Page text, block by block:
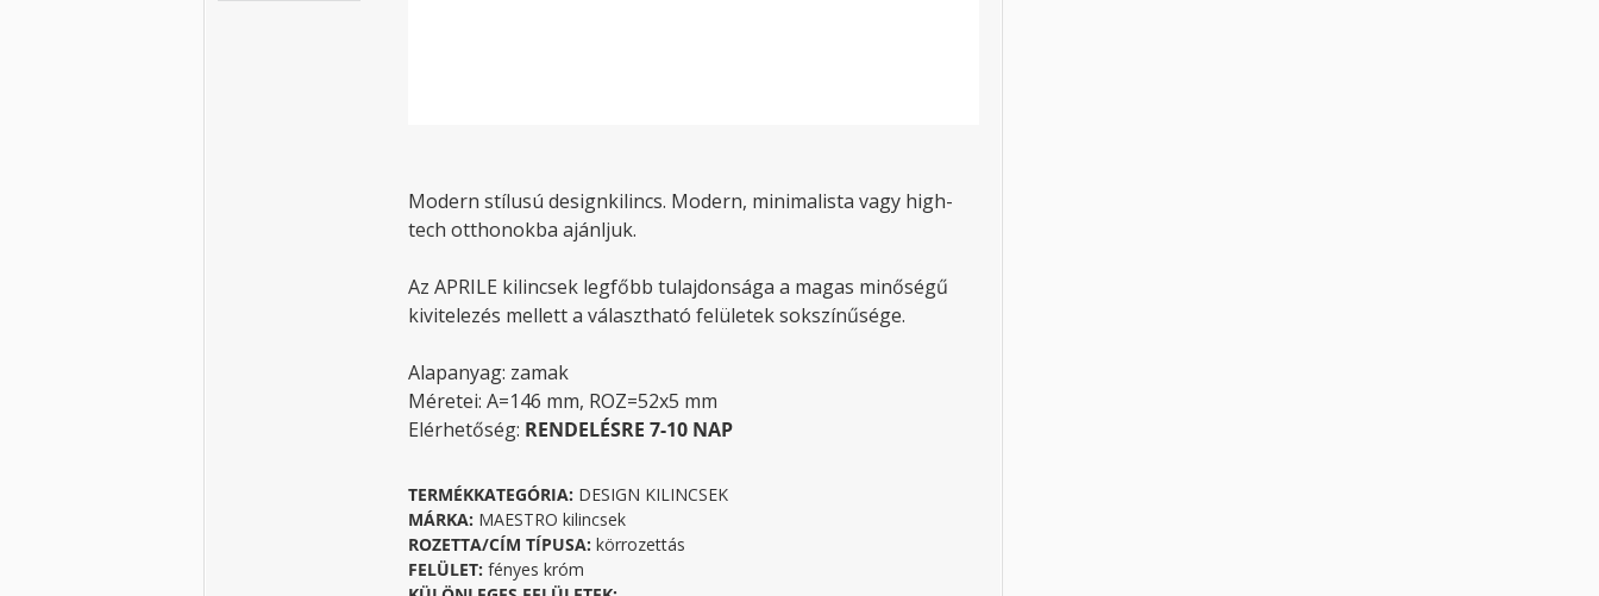
Modern stílusú designkilincs. Modern, minimalista vagy high-
tech otthonokba ajánljuk.
Az APRILE kilincsek legfőbb tulajdonsága a magas minőségű
kivitelezés mellett a választható felületek sokszínűsége.
Alapanyag: zamak
Méretei: A=146 mm, ROZ=52x5 mm
Elérhetőség: RENDELÉSRE 7-10 NAP
TERMÉKKATEGÓRIA: DESIGN KILINCSEK
MÁRKA: MAESTRO kilincsek
ROZETTA/CÍM TÍPUSA: körrozettás
FELÜLET: fényes króm